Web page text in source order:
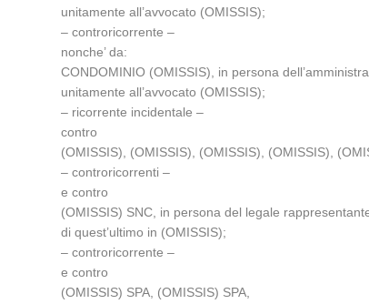
unitamente all’avvocato (OMISSIS);
– controricorrente –
nonche’ da:
CONDOMINIO (OMISSIS), in persona
unitamente all’avvocato (OMISSIS);
– ricorrente incidentale –
contro
(OMISSIS), (OMISSIS), (OMISSIS), (OMISSIS),
– controricorrenti –
e contro
(OMISSIS) SNC, in persona del legale
di quest’ultimo in (OMISSIS);
– controricorrente –
e contro
(OMISSIS) SPA, (OMISSIS) SPA,